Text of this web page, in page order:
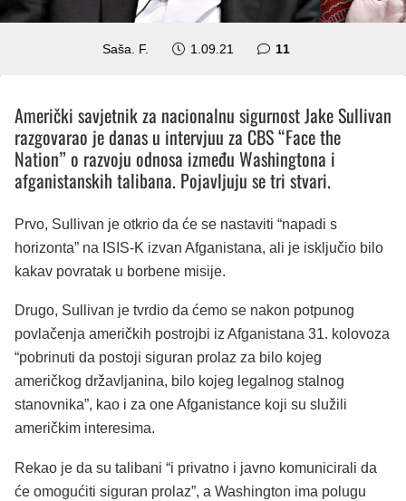
Saša. F. 1.09.21 11
Američki savjetnik za nacionalnu sigurnost Jake Sullivan
razgovarao je danas u intervjuu za CBS “Face the
Nation” o razvoju odnosa između Washingtona i
afganistanskih talibana. Pojavljuju se tri stvari.
Prvo, Sullivan je otkrio da će se nastaviti “napadi s
horizonta” na ISIS-K izvan Afganistana, ali je isključio bilo
kakav povratak u borbene misije.
Drugo, Sullivan je tvrdio da ćemo se nakon potpunog
povlačenja američkih postrojbi iz Afganistana 31. kolovoza
“pobrinuti da postoji siguran prolaz za bilo kojeg
američkog državljanina, bilo kojeg legalnog stalnog
stanovnika”, kao i za one Afganistance koji su služili
američkim interesima.
Rekao je da su talibani “i privatno i javno komunicirali da
će omogućiti siguran prolaz”, a Washington ima polugu